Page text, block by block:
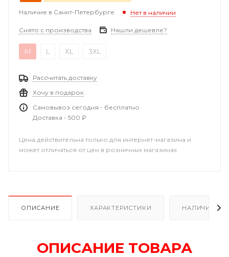
Наличие в Санкт-Петербурге Нет в наличии
Снято с производства Нашли дешевле?
M L XL 3XL
Рассчитать доставку
Хочу в подарок
Самовывоз сегодня - бесплатно
Доставка - 500 ₽
Цена действительна только для интернет-магазина и
может отличаться от цен в розничных магазинах
ОПИСАНИЕ ХАРАКТЕРИСТИКИ НАЛИЧИЕ В
ОПИСАНИЕ ТОВАРА